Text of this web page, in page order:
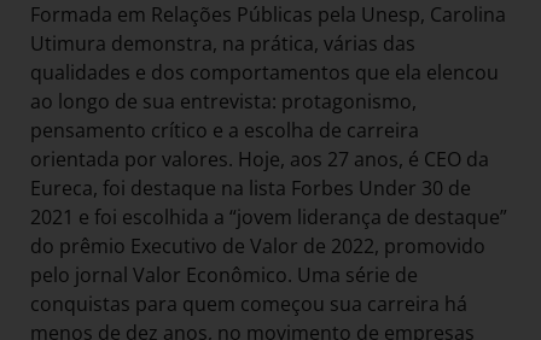
Formada em Relações Públicas pela Unesp, Carolina
Utimura demonstra, na prática, várias das
qualidades e dos comportamentos que ela elencou
ao longo de sua entrevista: protagonismo,
pensamento crítico e a escolha de carreira
orientada por valores. Hoje, aos 27 anos, é CEO da
Eureca, foi destaque na lista Forbes Under 30 de
2021 e foi escolhida a “jovem liderança de destaque”
do prêmio Executivo de Valor de 2022, promovido
pelo jornal Valor Econômico. Uma série de
conquistas para quem começou sua carreira há
menos de dez anos, no movimento de empresas